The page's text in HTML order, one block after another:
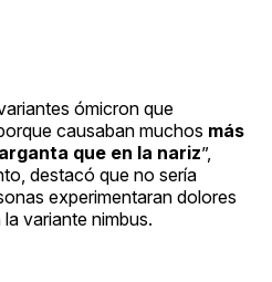
ómicron que
causaban muchos más
que en la nariz”,
destacó que no sería
experimentaran dolores
variante nimbus.